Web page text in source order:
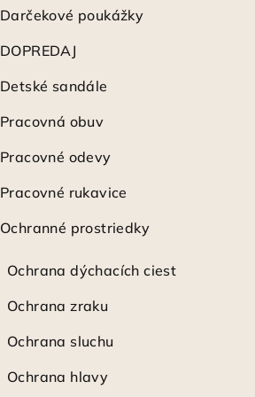
Darčekové poukážky
DOPREDAJ
Detské sandále
Pracovná obuv
Pracovné odevy
Pracovné rukavice
Ochranné prostriedky
Ochrana dýchacích ciest
Ochrana zraku
Ochrana sluchu
Ochrana hlavy